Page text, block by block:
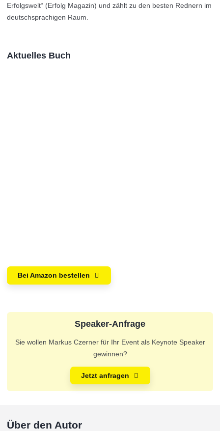
Erfolgswelt“ (Erfolg Magazin) und zählt zu den besten Rednern im
deutschsprachigen Raum.
Aktuelles Buch
Bei Amazon bestellen
Speaker-Anfrage
Sie wollen Markus Czerner für Ihr Event als Keynote Speaker
gewinnen?
Jetzt anfragen
Über den Autor